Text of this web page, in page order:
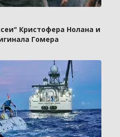
Кристофера Нолана и
Гомера